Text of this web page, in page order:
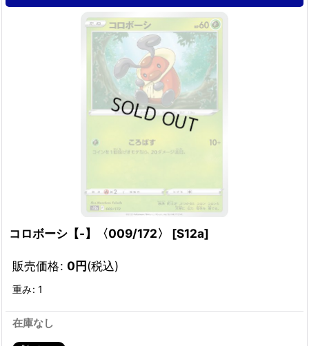
コロボーシ【-】〈009/172〉 [S12a]
販売価格: 0円(税込)
重み: 1
在庫なし